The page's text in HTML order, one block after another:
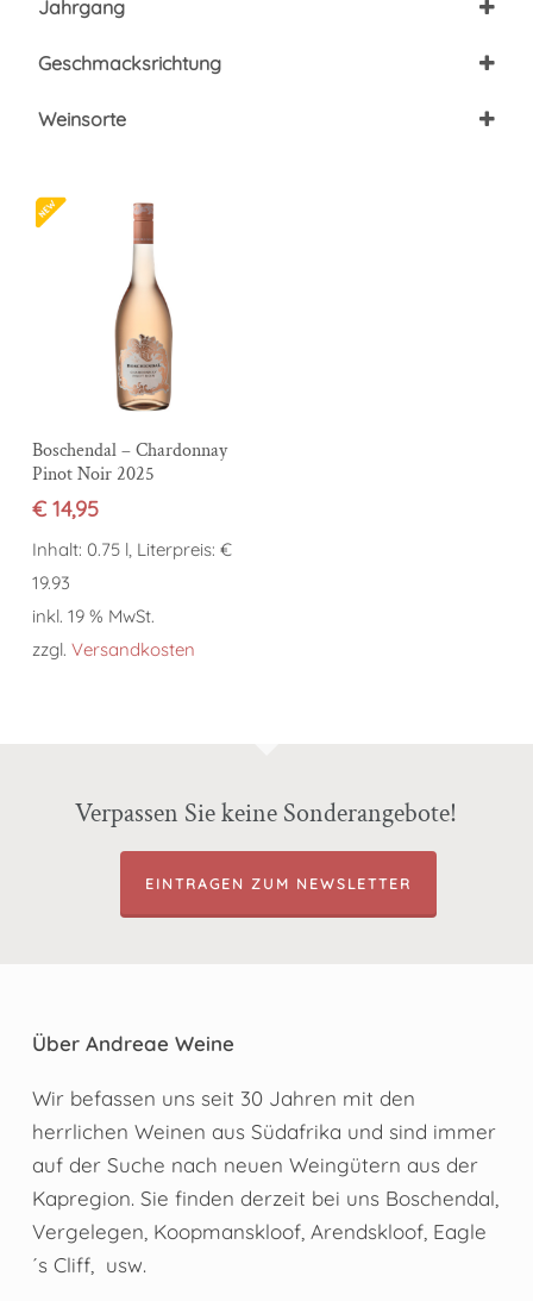
Loch Road, 7654 Wellington, Südafrika
Jahrgang
Geschmacksrichtung
Weinsorte
In den Warenkorb
Boschendal – Chardonnay
Pinot Noir 2025
€14,95
Inhalt: 0.75 l, Literpreis: €
19.93
inkl. 19 % MwSt.
zzgl. Versandkosten
Verpassen Sie keine Sonderangebote!
EINTRAGEN ZUM NEWSLETTER
Über Andreae Weine
Wir befassen uns seit 30 Jahren mit den
herrlichen Weinen aus Südafrika und sind immer
auf der Suche nach neuen Weingütern aus der
Kapregion. Sie finden derzeit bei uns Boschendal,
Vergelegen, Koopmanskloof, Arendskloof, Eagle
´s Cliff, usw.